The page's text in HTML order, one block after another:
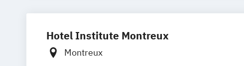
International Hospitality Business
Postgraduate Diploma Hospitality
Hotel Institute Montreux
Montreux